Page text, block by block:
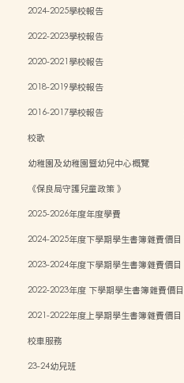
2024-2025學校報告
2022-2023學校報告
2020-2021學校報告
2018-2019學校報告
2016-2017學校報告
校歌
幼稚園及幼稚園暨幼兒中心概覽
《保良局守護兒童政策 》
2025-2026年度年度學費
2024-2025年度下學期學生書簿雜費價目
2023-2024年度下學期學生書簿雜費價目
2022-2023年度 下學期學生書簿雜費價目
2021-2022年度上學期學生書簿雜費價目
校車服務
23-24幼兒班